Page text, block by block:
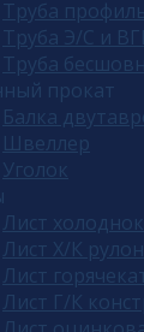
Труба
Труба Э/С и
Труба
прокат
Балка
Швеллер
Уголок
Лист
Лист Х/К рулон
Лист
Лист Г/К